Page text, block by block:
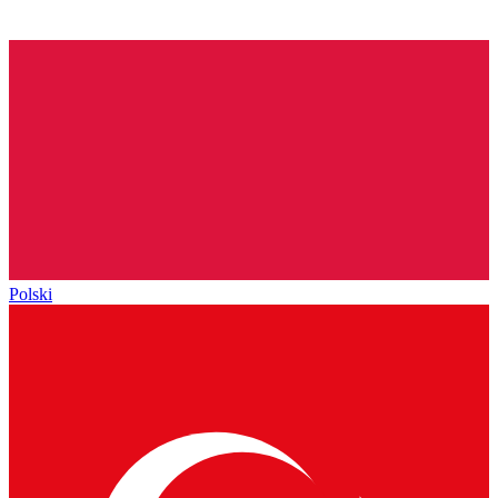
Polski